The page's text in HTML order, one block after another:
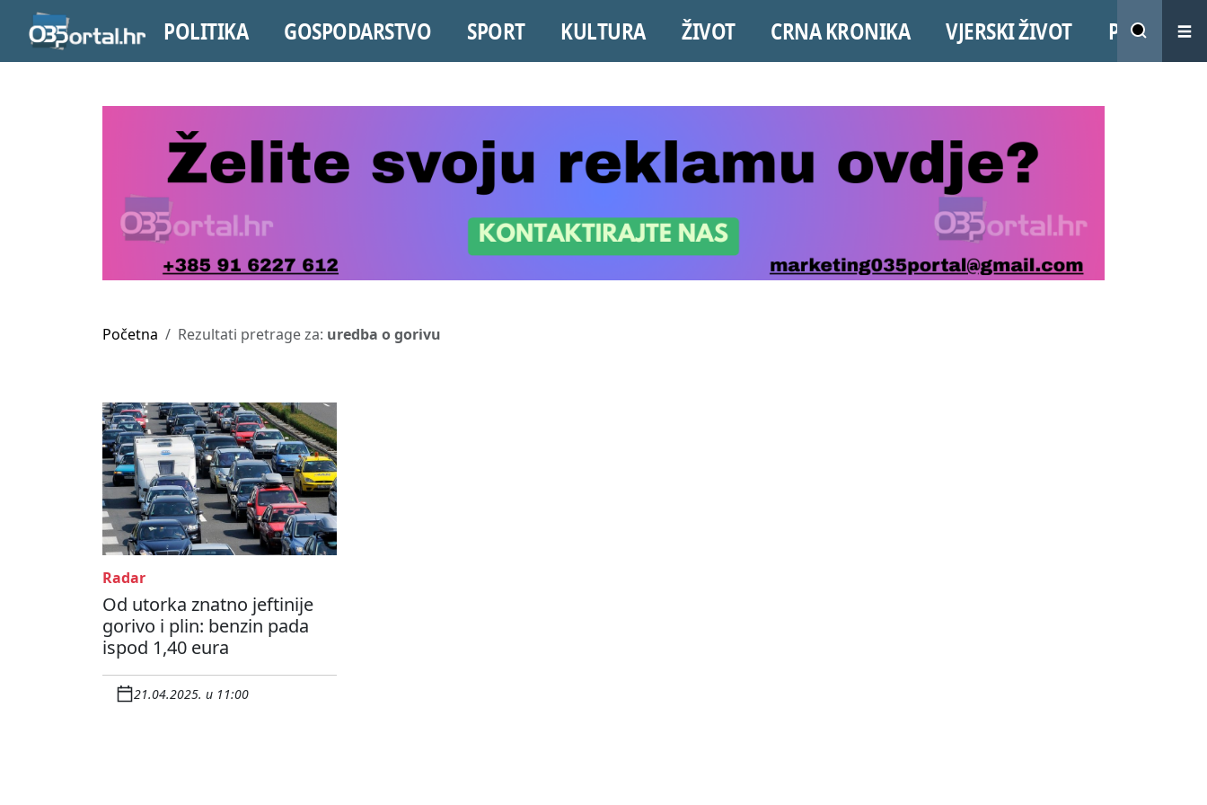
POLITIKA GOSPODARSTVO SPORT KULTURA ŽIVOT CRNA KRONIKA VJERSKI ŽIVOT PROMO
Početna Rezultati pretrage za: uredba o gorivu
Radar
Od utorka znatno jeftinije
gorivo i plin: benzin pada
ispod 1,40 eura
21.04.2025. u 11:00